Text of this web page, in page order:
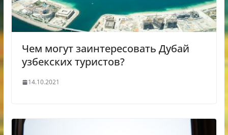
Чем могут заинтересовать Дубай
узбекских туристов?
14.10.2021